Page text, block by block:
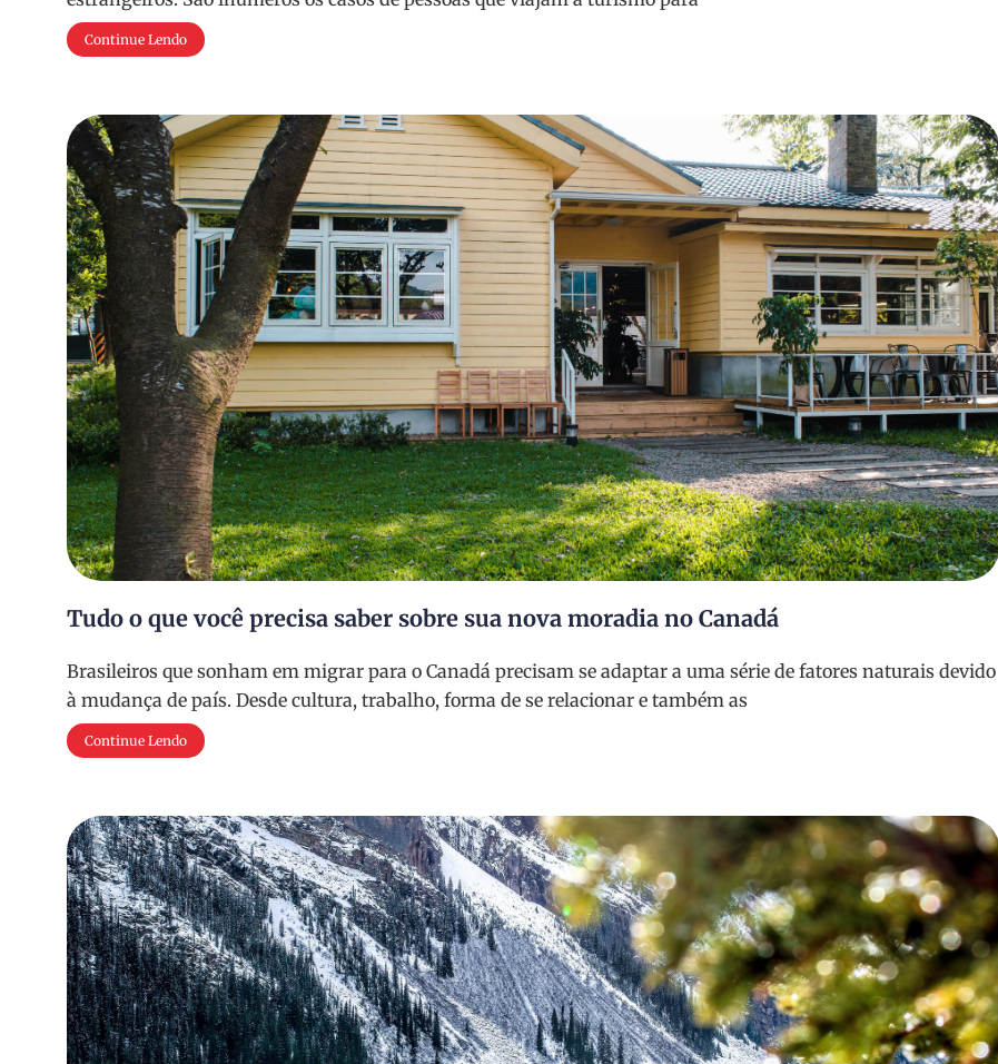
Continue Lendo
Tudo o que você precisa saber sobre sua nova moradia no Canadá
Brasileiros que sonham em migrar para o Canadá precisam se adaptar a uma série de fatores naturais devido
à mudança de país. Desde cultura, trabalho, forma de se relacionar e também as
Continue Lendo